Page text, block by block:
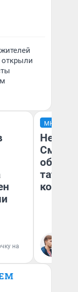
открыли
на
МНЕНИЕ